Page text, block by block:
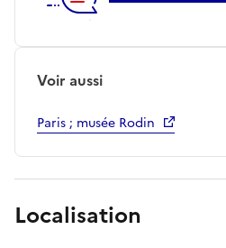
Voir aussi
Paris ; musée Rodin
Localisation